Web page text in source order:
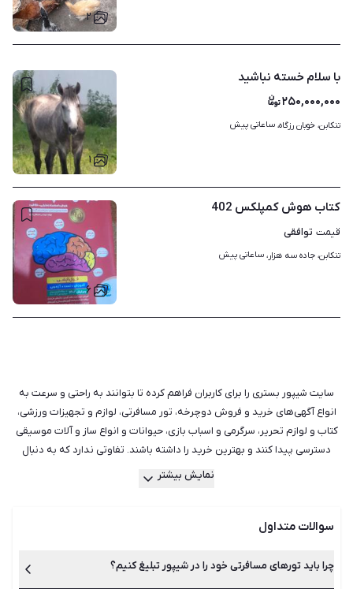
۲
۱
با سلام خسته نباشید
۲۵۰,۰۰۰,۰۰۰
تنکابن، خوبان رزگاه، ساعاتی پیش
۶
کتاب هوش کمپلکس 402
قیمت توافقی
تنکابن، جاده سه هزار، ساعاتی پیش
سایت شیپور بستری را برای کاربران فراهم کرده تا بتوانند به راحتی و سرعت به
انواع آگهی‌های خرید و فروش دوچرخه، تور مسافرتی، لوازم و تجهیزات ورزشی،
کتاب و لوازم تحریر، سرگرمی و اسباب بازی، حیوانات و انواع ساز و آلات موسیقی
دسترسی پیدا کنند و بهترین خرید را داشته باشند. تفاوتی ندارد که به دنبال
قیمت دوچرخه دست دوم هستید یا یک کتاب دست دوم، در شیپور می‌توانید
فراغت داشته باشد و نیاز کاربران را برطرف نماید. هم‌چنین تنها محیطی برای
آگهی‌ها می‌توانید انواع لوازم نو را نیز مشاهده کنید. علاوه بر آن اگر قصد
نمایش بیشتر
سوالات متداول
چرا باید تورهای مسافرتی خود را در شیپور تبلیغ کنیم؟